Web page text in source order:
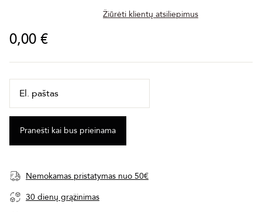
Žiūrėti klientų atsiliepimus
0,00 €
Nemokamas pristatymas nuo 50€
30 dienų grąžinimas